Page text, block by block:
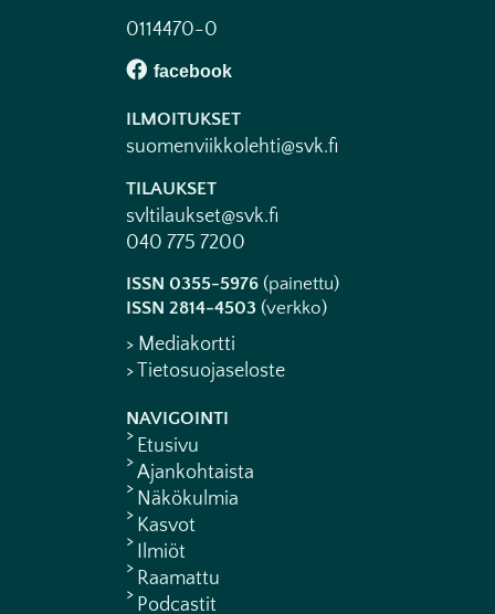
0114470-0
ILMOITUKSET
suomenviikkolehti@svk.fi
TILAUKSET
svltilaukset@svk.fi
040 775 7200
ISSN 0355-5976 (painettu)
ISSN 2814-4503 (verkko)
> Mediakortti
> Tietosuojaseloste
NAVIGOINTI
Etusivu
Ajankohtaista
Näkökulmia
Kasvot
Ilmiöt
Raamattu
Podcastit